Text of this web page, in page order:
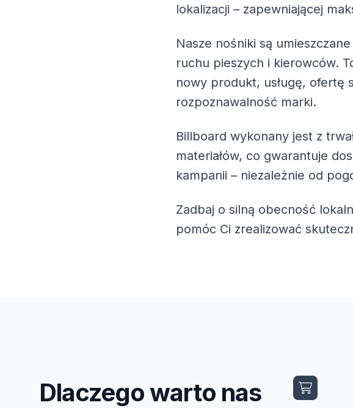
lokalizacji – zapewniającej
Nasze nośniki są
ruchu pieszych i kierowców.
nowy produkt, usługę, ofertę
rozpoznawalność marki.
Billboard wykonany jest z
materiałów, co gwarantuje
kampanii – niezależnie od
Zadbaj o silną obecność
pomóc Ci zrealizować
Dlaczego warto nas